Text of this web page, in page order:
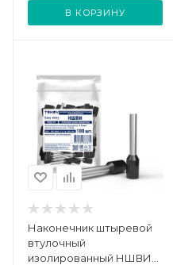
В КОРЗИНУ
Наконечник штыревой
втулочный
изолированный НШВИ